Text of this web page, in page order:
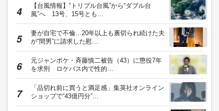
【台風情報】“トリプル台風”から“ダブル台
風”へ 13号、15号とも…
妻が自宅で不倫…20年以上も裏切られ続けた夫
が“間男”に請求した慰…
元ジャンポケ・斉藤慎二被告（43）に懲役7年
を求刑 ロケバス内で性的…
「品切れ前に買うと満足感」集英社オンライン
ショップで“43億円分”…